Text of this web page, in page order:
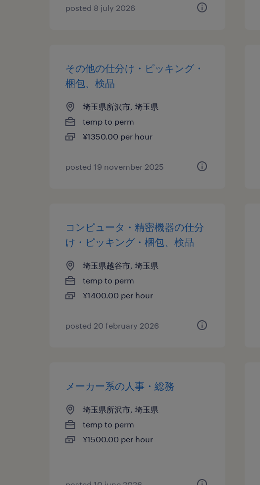
posted 8 july 2026
その他の仕分け・ピッキング・
梱包、検品
埼玉県所沢市, 埼玉県
temp to perm
¥1350.00 per hour
posted 19 november 2025
コンピュータ・精密機器の仕分
け・ピッキング・梱包、検品
埼玉県越谷市, 埼玉県
temp to perm
¥1400.00 per hour
posted 20 february 2026
メーカー系の人事・総務
埼玉県所沢市, 埼玉県
temp to perm
¥1500.00 per hour